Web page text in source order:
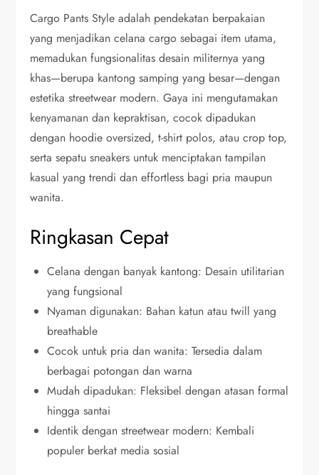
Cargo Pants Style adalah pendekatan berpakaian
yang menjadikan celana cargo sebagai item utama,
memadukan fungsionalitas desain militernya yang
khas—berupa kantong samping yang besar—dengan
estetika streetwear modern. Gaya ini mengutamakan
kenyamanan dan kepraktisan, cocok dipadukan
dengan hoodie oversized, t-shirt polos, atau crop top,
serta sepatu sneakers untuk menciptakan tampilan
kasual yang trendi dan effortless bagi pria maupun
wanita.
Ringkasan Cepat
Celana dengan banyak kantong: Desain utilitarian
yang fungsional
Nyaman digunakan: Bahan katun atau twill yang
breathable
Cocok untuk pria dan wanita: Tersedia dalam
berbagai potongan dan warna
Mudah dipadukan: Fleksibel dengan atasan formal
hingga santai
Identik dengan streetwear modern: Kembali
populer berkat media sosial